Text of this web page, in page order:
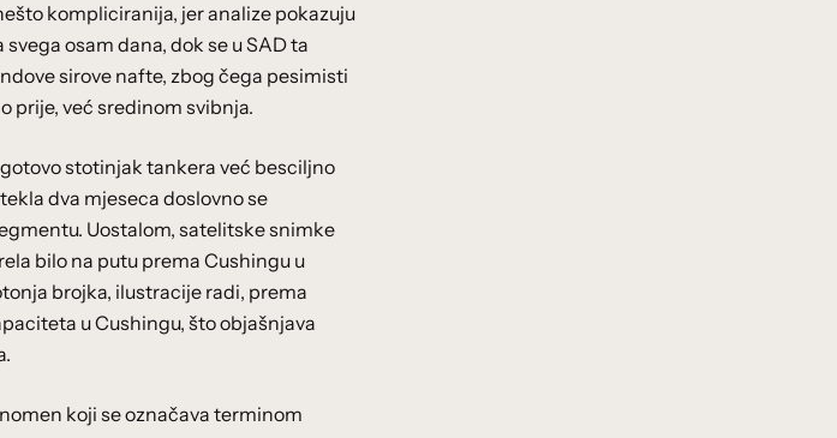
kompliciranija, jer analize pokazuju
osam dana, dok se u SAD ta
sirove nafte, zbog čega pesimisti
prije, već sredinom svibnja.
stotinjak tankera već besciljno
dva mjeseca doslovno se
Uostalom, satelitske snimke
bilo na putu prema Cushingu u
brojka, ilustracije radi, prema
u Cushingu, što objašnjava
koji se označava terminom